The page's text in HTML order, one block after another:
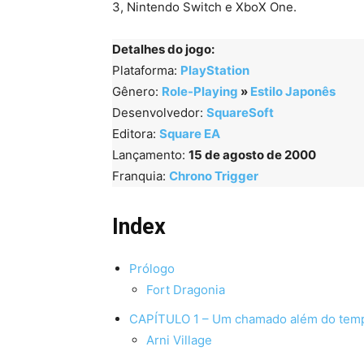
3, Nintendo Switch e XboX One.
Detalhes do jogo:
Plataforma: PlayStation
Gênero: Role-Playing » Estilo Japonês
Desenvolvedor: SquareSoft
Editora: Square EA
Lançamento: 15 de agosto de 2000
Franquia: Chrono Trigger
Index
Prólogo
Fort Dragonia
CAPÍTULO 1 – Um chamado além do
Arni Village